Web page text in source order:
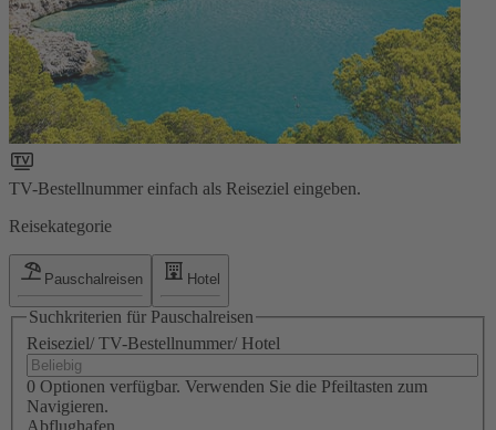
TV-Bestellnummer einfach als Reiseziel eingeben.
Reisekategorie
Pauschalreisen Hotel
Suchkriterien für Pauschalreisen
Reiseziel/ TV-Bestellnummer/ Hotel
0 Optionen verfügbar. Verwenden Sie die Pfeiltasten zum
Navigieren.
Abflughafen